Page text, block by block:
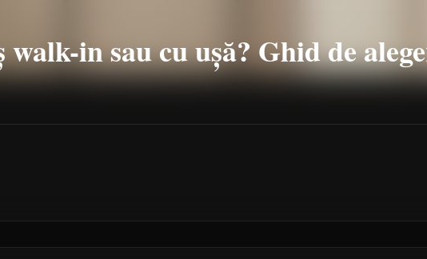
walk-in sau cu ușă? Ghid de